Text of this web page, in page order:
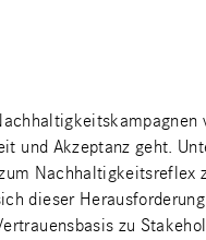
und Akzeptanz geht.
dieser
zu